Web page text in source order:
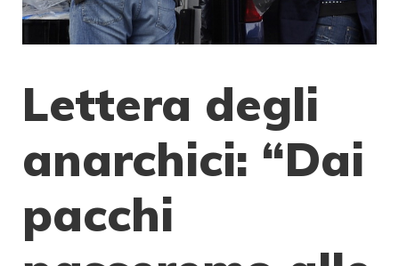
Lettera degli
anarchici: “Dai
pacchi